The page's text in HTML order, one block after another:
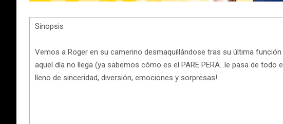
Sinopsis
Vemos a Roger en su camerino desmaquillándose tras su última
aquel día no llega (ya sabemos cómo es el PARE PERA…le pasa de
lleno de sinceridad, diversión, emociones y sorpresas!